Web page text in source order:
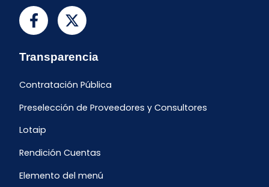
Transparencia
Contratación Pública
Preselección de Proveedores y Consultores
Lotaip
Rendición Cuentas
Elemento del menú